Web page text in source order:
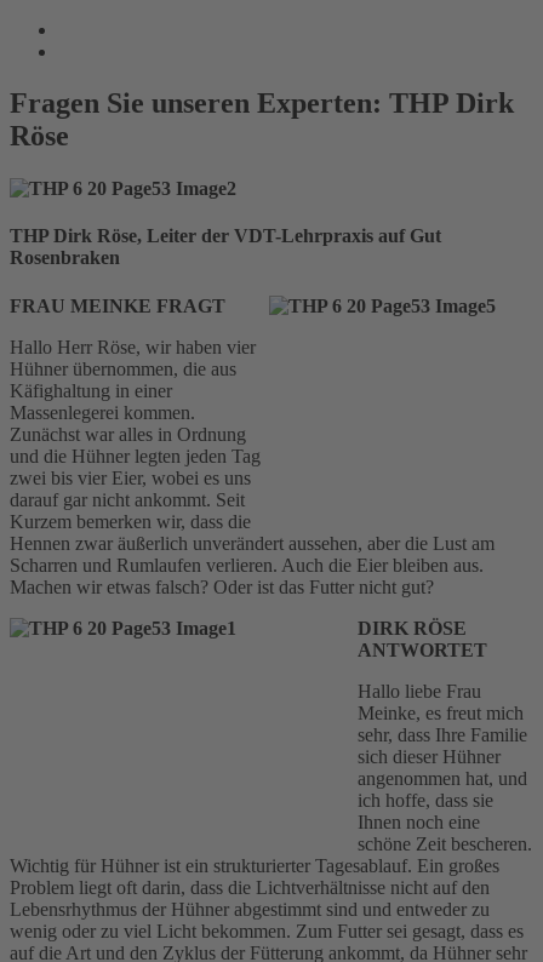
Fragen Sie unseren Experten: THP Dirk
Röse
THP Dirk Röse, Leiter der VDT-Lehrpraxis auf Gut
Rosenbraken
FRAU MEINKE FRAGT
Hallo Herr Röse, wir haben vier
Hühner übernommen, die aus
Käfighaltung in einer
Massenlegerei kommen.
Zunächst war alles in Ordnung
und die Hühner legten jeden Tag
zwei bis vier Eier, wobei es uns
darauf gar nicht ankommt. Seit
Kurzem bemerken wir, dass die
Hennen zwar äußerlich unverändert aussehen, aber die Lust am
Scharren und Rumlaufen verlieren. Auch die Eier bleiben aus.
Machen wir etwas falsch? Oder ist das Futter nicht gut?
DIRK RÖSE
ANTWORTET
Hallo liebe Frau
Meinke, es freut mich
sehr, dass Ihre Familie
sich dieser Hühner
angenommen hat, und
ich hoffe, dass sie
Ihnen noch eine
schöne Zeit bescheren.
Wichtig für Hühner ist ein strukturierter Tagesablauf. Ein großes
Problem liegt oft darin, dass die Lichtverhältnisse nicht auf den
Lebensrhythmus der Hühner abgestimmt sind und entweder zu
wenig oder zu viel Licht bekommen. Zum Futter sei gesagt, dass es
auf die Art und den Zyklus der Fütterung ankommt, da Hühner sehr